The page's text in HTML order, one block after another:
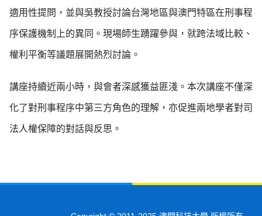
適用性提問，並與吳教授討論台灣地區與澳門特區在刑事程
序保護機制上的異同。現場師生踴躍參與，就跨法域比較、
權利平衡等議題展開熱烈討論。
講座持續近兩小時，與會者深感獲益匪淺。本次講座不僅深
化了對刑事程序中第三方角色的理解，亦促進兩地學者對司
法人權保障的對話與反思。